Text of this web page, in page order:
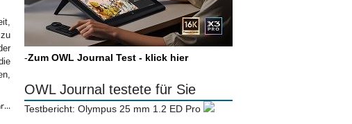
-Zum OWL Journal Test - klick hier
OWL Journal testete für Sie
Testbericht: Olympus 25 mm 1.2 ED Pro